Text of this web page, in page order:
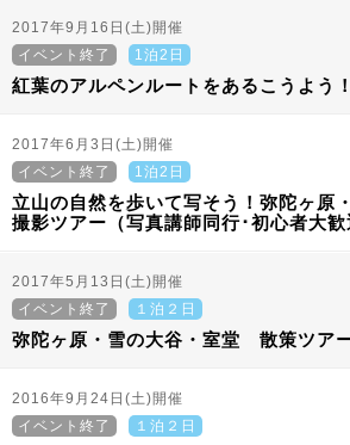
2017年9月16日(土)開催
イベント終了
1泊2日
紅葉のアルペンルートをあるこうよう！
2017年6月3日(土)開催
イベント終了
1泊2日
立山の自然を歩いて写そう！弥陀ヶ原
撮影ツアー（写真講師同行･初心者大歓
2017年5月13日(土)開催
イベント終了
１泊２日
弥陀ヶ原・雪の大谷・室堂 散策ツア
2016年9月24日(土)開催
イベント終了
１泊２日